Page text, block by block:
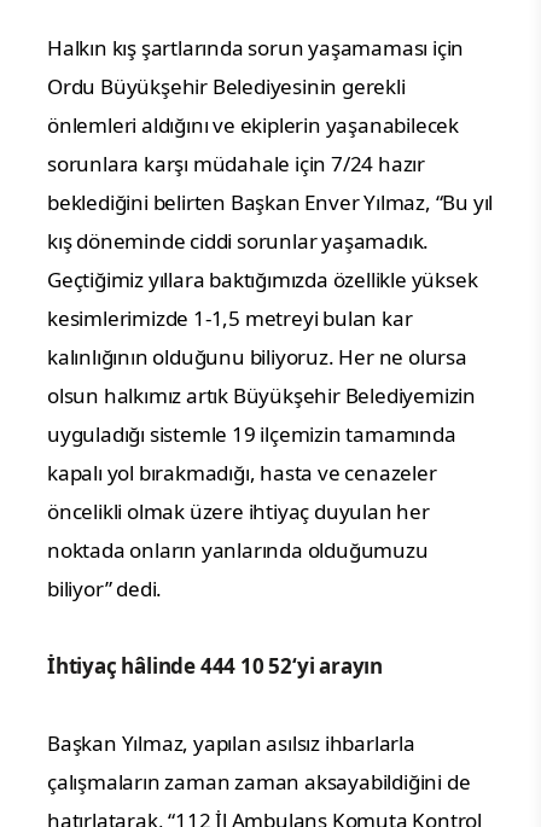
Halkın kış şartlarında sorun yaşamaması için
Ordu Büyükşehir Belediyesinin gerekli
önlemleri aldığını ve ekiplerin yaşanabilecek
sorunlara karşı müdahale için 7/24 hazır
beklediğini belirten Başkan Enver Yılmaz, “Bu yıl
kış döneminde ciddi sorunlar yaşamadık.
Geçtiğimiz yıllara baktığımızda özellikle yüksek
kesimlerimizde 1-1,5 metreyi bulan kar
kalınlığının olduğunu biliyoruz. Her ne olursa
olsun halkımız artık Büyükşehir Belediyemizin
uyguladığı sistemle 19 ilçemizin tamamında
kapalı yol bırakmadığı, hasta ve cenazeler
öncelikli olmak üzere ihtiyaç duyulan her
noktada onların yanlarında olduğumuzu
biliyor” dedi.
İhtiyaç hâlinde 444 10 52‘yi arayın
Başkan Yılmaz, yapılan asılsız ihbarlarla
çalışmaların zaman zaman aksayabildiğini de
hatırlatarak, “112 İl Ambulans Komuta Kontrol